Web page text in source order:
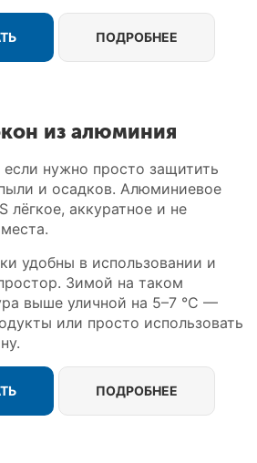
ПОДРОБНЕЕ
из алюминия
нужно просто защитить
и осадков. Алюминиевое
лёгкое, аккуратное и не
удобны в использовании и
Зимой на таком
выше уличной на 5–7 °C —
или просто использовать
ПОДРОБНЕЕ